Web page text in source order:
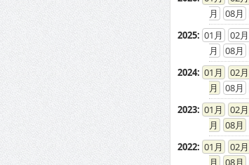
08
2025: 01 02
08
2024: 01 02
08
2023: 01 02
08
2022: 01 02
08